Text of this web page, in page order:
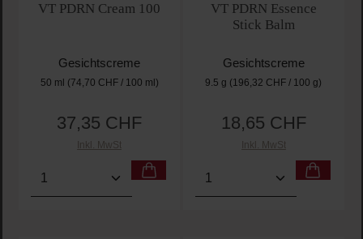
VT PDRN Cream 100
Gesichtscreme
50 ml (74,70 CHF / 100 ml)
Regulärer Preis:
37,35 CHF
Inkl. MwSt
Produkt Anzahl: Gib den gewünschten Wert ein
VT PDRN Essence
Stick Balm
Gesichtscreme
9.5 g (196,32 CHF / 100 g)
Regulärer Preis:
18,65 CHF
Inkl. MwSt
Produkt Anzahl: Gib